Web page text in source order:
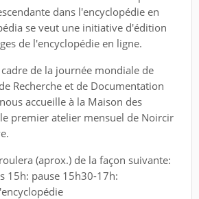
dans l'encyclopédie en
se veut une initiative d'édition
de l'encyclopédie en ligne.
de la journée mondiale de
Recherche et de Documentation
accueille à la Maison des
premier atelier mensuel de Noircir
(aprox.) de la façon suivante:
15h: pause 15h30-17h: